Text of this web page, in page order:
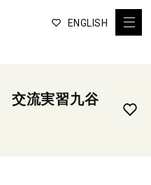
ENGLISH
交流実習九谷